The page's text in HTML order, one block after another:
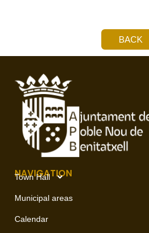
BACK
NAVIGATION
Town Hall
Municipal areas
Calendar